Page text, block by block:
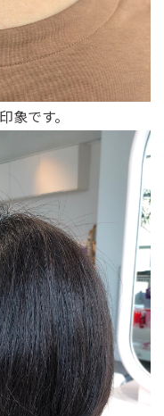
象です。